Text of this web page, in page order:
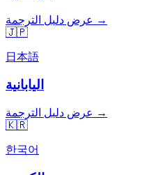
عرض دليل الترجمة →
🇯🇵
日本語
اليابانية
عرض دليل الترجمة →
🇰🇷
한국어